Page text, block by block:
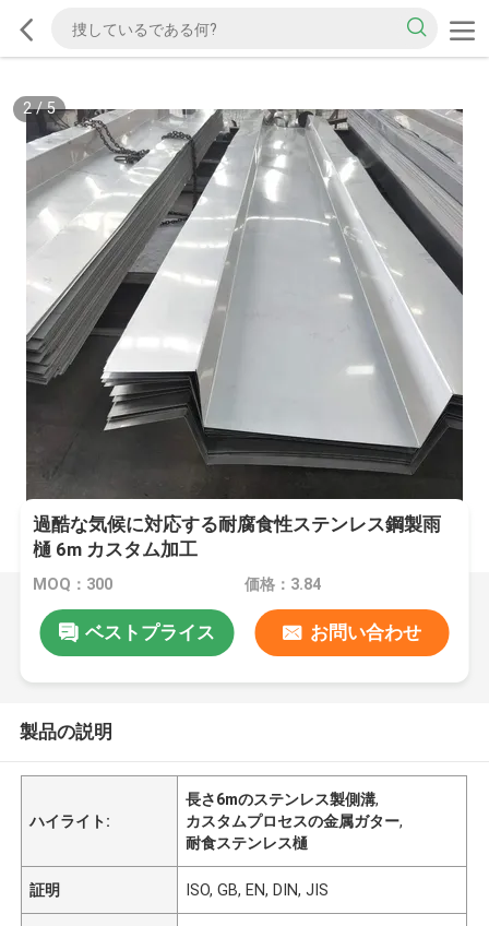
2/5
過酷な気候に対応する耐腐食性ステンレス鋼製雨
樋 6m カスタム加工
MOQ：300 価格：3.84
ベストプライス お問い合わせ
製品の説明
ハイライト:
長さ6mのステンレス製側溝,
カスタムプロセスの金属ガター,
耐食ステンレス樋
証明 ISO, GB, EN, DIN, JIS